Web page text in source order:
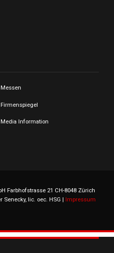
Messen
Firmenspiegel
Media Information
Farbhofstrasse 21 CH-8048 Zürich
lic. oec. HSG | Impressum